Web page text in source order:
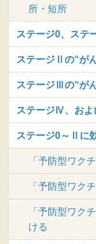
所・短所
ステージ0、ステ
ステージⅡの“が
ステージⅢの“が
ステージⅣ、およ
ステージ0～Ⅱに
「予防型ワク
「予防型ワク
「予防型ワク
ける